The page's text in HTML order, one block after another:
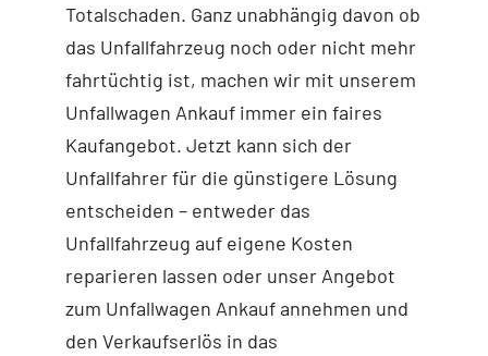
Totalschaden. Ganz unabhängig davon ob
das Unfallfahrzeug noch oder nicht mehr
fahrtüchtig ist, machen wir mit unserem
Unfallwagen Ankauf immer ein faires
Kaufangebot. Jetzt kann sich der
Unfallfahrer für die günstigere Lösung
entscheiden – entweder das
Unfallfahrzeug auf eigene Kosten
reparieren lassen oder unser Angebot
zum Unfallwagen Ankauf annehmen und
den Verkaufserlös in das